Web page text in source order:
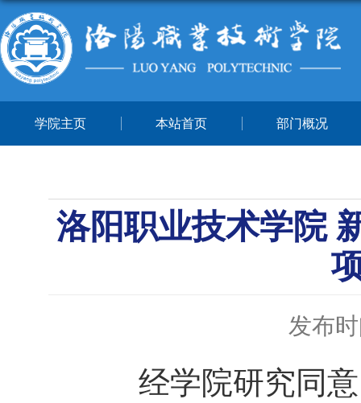
学院主页 本站首页 部门概况
洛阳职业技术学院
发布
经学院研究同